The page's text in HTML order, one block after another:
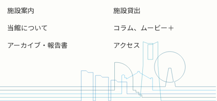
施設案内
施設貸出
当館について
コラム、ムービー＋
アーカイブ・報告書
アクセス